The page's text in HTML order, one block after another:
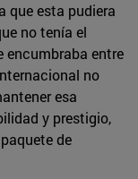
que esta pudiera
no tenía el
encumbraba entre
no
esa
y prestigio,
de